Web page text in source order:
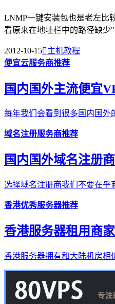
LNMP一键安装包也是老左比
看原来在地址栏中的路径缺少
2012-10-15主机教程
便宜云服务商推荐
国内国外主流便宜
每年我们会看到很多国内国外
域名注册服务商推荐
国内国外域名注册商
选择域名注册商我们不要在乎
香港优秀服务器推荐
香港服务器租用商家
香港服务器拥有和大陆机房相